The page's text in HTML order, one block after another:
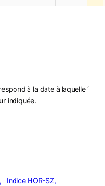
à la date à laquelle ‘
indiquée.
Indice HOR-SZ,